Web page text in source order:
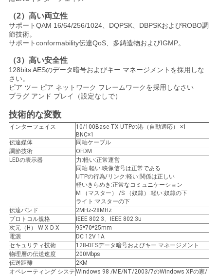
し
な
さ
い
地
図
イ
バ
シ
ー
（2）高い両立性
サポートQAM 16/64/256/1024、DQPSK、DBPSKおよびROBO調
節技術。
サポートconformability伝達QoS、多鋳造物およびIGMP。
（3）高い安全性
128bits AESのデータ暗号およびキー マネージメントを採用しな
さい。
ピア ツー ピア ネットワーク フレームワークを採用しなさい
プラグ アンド プレイ（設定なしで）
技術的な変数
インターフェイス
10/100Base-TX UTPの港（自動適応） ×1
BNC×1
伝達媒体
同軸ケーブル
調節技術
OFDM
LEDの表示器
力:軽い:正常運営
同軸:軽い:映像信号は正常である
UTPの行為/リンク:軽い:関係は正しい
軽いきらめき:正常なコミュニケーション
M （マスター） /S （奴隷）:軽い:奴隷の下
ライト:マスターの下
伝達バンド
2MHz-28MHz
プロトコル規格
IEEE 802.3、IEEE 802.3u
次元（H） W X D X
95*70*25mm
電源
DC 12V 1A
セキュリティ技術
128-DESデータ暗号およびキー マネージメント
物理層の伝送速度
200Mbps
伝送距離
2KM
オペレーティング システ Windows 98 /ME/NT/2003/7のWindows XPの家/